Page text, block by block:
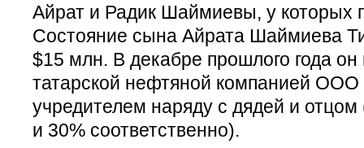
Айрат и Радик Шаймиевы, у которых
Состояние сына Айрата Шаймиева
$15 млн. В декабре прошлого года он
татарской нефтяной компанией
учредителем наряду с дядей и
и 30% соответственно).